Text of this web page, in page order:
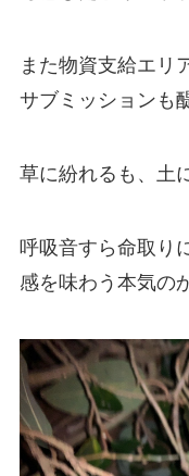
また物資支給エリ
サブミッションも
草に紛れるも、土
呼吸音すら命取り
感を味わう本気の